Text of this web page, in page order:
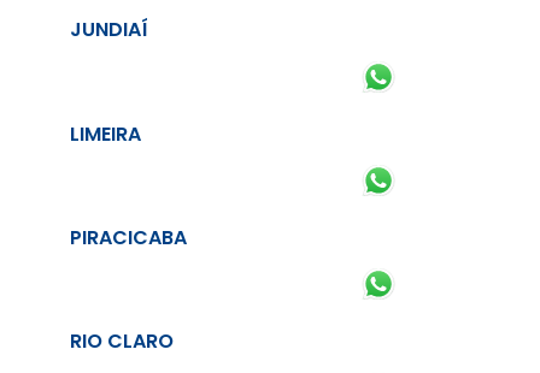
JUNDIAÍ
LIMEIRA
PIRACICABA
RIO CLARO